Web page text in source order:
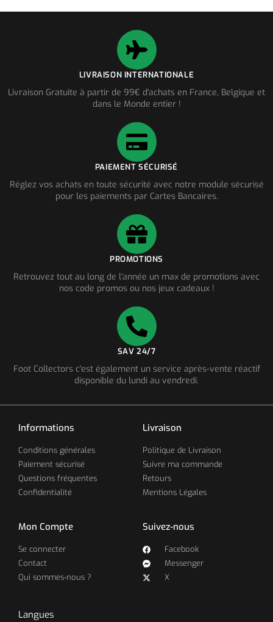
LIVRAISON INTERNATIONALE
Livraison Gratuite à partir de 99€ d'achats en France, Belgique et
dans le Monde entier !
PAIEMENT SÉCURISÉ
Réglez vos achats en toute sécurité avec notre module sécurisé
pour les paiements par Cartes Bancaires.
PROMOTIONS
Retrouvez tout au long de l'année un max de promotions avec
nos code promos ou nos jeux cadeaux !
SAV 24/7
Foot Collectors c'est également un service après-vente réactif
disponible du lundi au vendredi.
Informations
Conditions générales
Paiement sécurisé
Questions fréquentes
Confidentialité
Livraison
Politique de Livraison
Suivre ma commande
Retours
Mentions Légales
Mon Compte
Se connecter
Contact
Qui sommes-nous ?
Suivez-nous
Facebook
Messenger
X
Langues